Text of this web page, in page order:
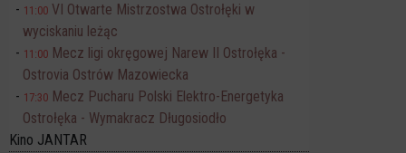
11:00 VI Otwarte Mistrzostwa Ostrołęki w
wyciskaniu leżąc
11:00 Mecz ligi okręgowej Narew II Ostrołęka -
Ostrovia Ostrów Mazowiecka
17:30 Mecz Pucharu Polski Elektro-Energetyka
Ostrołęka - Wymakracz Długosiodło
Kino JANTAR